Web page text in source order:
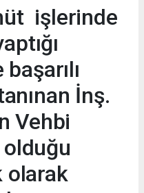
işlerinde
İnş.
Vehbi
olduğu
olarak